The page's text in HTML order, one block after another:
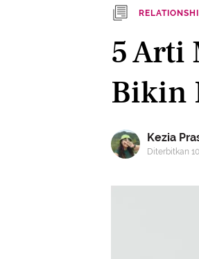
5 Arti
Bikin
Kezia
Diterbitkan